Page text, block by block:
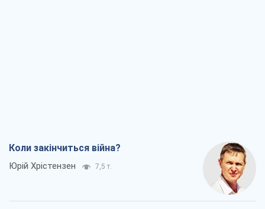
Коли закінчиться війна?
Юрій Хрістензен 7,5 т.